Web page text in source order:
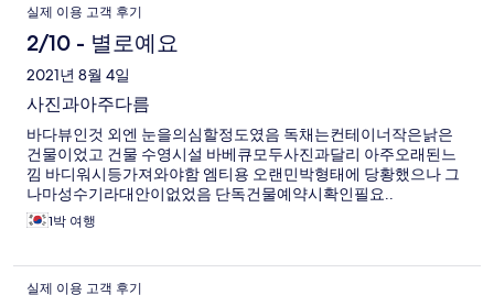
실제 이용 고객 후기
2/10 - 별로예요
2021년 8월 4일
사진과아주다름
바다뷰인것 외엔 눈을의심할정도였음 독채는컨테이너작은낡은
건물이었고 건물 수영시설 바베큐모두사진과달리 아주오래된느
낌 바디워시등가져와야함 엠티용 오랜민박형태에 당황했으나 그
나마성수기라대안이없었음 단독건물예약시확인필요..
1박 여행
실제 이용 고객 후기